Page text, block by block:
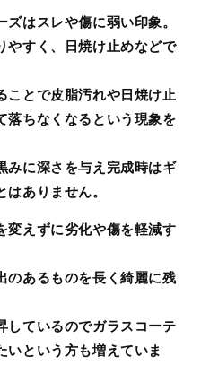
はスレや傷に弱い印象。
やすく、日焼け止めなどで
ことで皮脂汚れや日焼け止
落ちなくなるという現象を
みに深さを与え完成時はギ
ありません。
変えずに劣化や傷を軽減す
のあるものを長く綺麗に残
しているのでガラスコーテ
いという方も増えていま